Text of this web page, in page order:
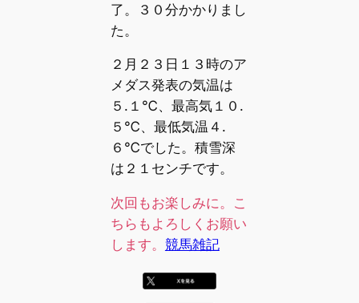
了。３０分かかりまし
た。
２月２３日１３時のア
メダス発表の気温は
５.１℃、最高気１０.
５℃、最低気温４.
６℃でした。積雪深
は２１センチです。
次回もお楽しみに。こ
ちらもよろしくお願い
します。 競馬雑記